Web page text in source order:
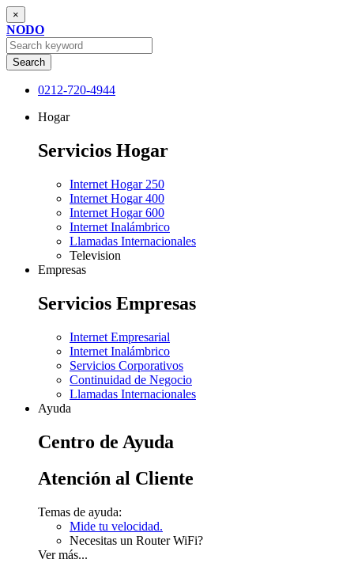
×
NODO
Search
0212-720-4944
Hogar
Servicios Hogar
Internet Hogar 250
Internet Hogar 400
Internet Hogar 600
Internet Inalámbrico
Llamadas Internacionales
Television
Empresas
Servicios Empresas
Internet Empresarial
Internet Inalámbrico
Servicios Corporativos
Continuidad de Negocio
Llamadas Internacionales
Ayuda
Centro de Ayuda
Atención al Cliente
Temas de ayuda:
Mide tu velocidad.
Necesitas un Router WiFi?
Ver más...